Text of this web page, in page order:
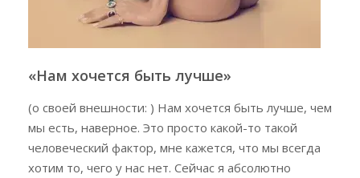
«Нам хочется быть лучше»
(о своей внешности: ) Нам хочется быть лучше, чем
мы есть, наверное. Это просто какой-то такой
человеческий фактор, мне кажется, что мы всегда
хотим то, чего у нас нет. Сейчас я абсолютно